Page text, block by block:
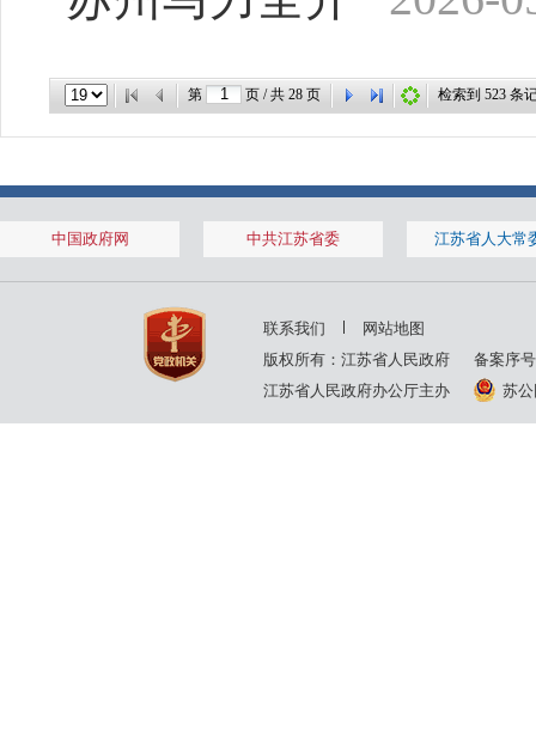
第 页 / 共 28 页 检索到 523 条
中国政府网 中共江苏省委 江苏省人大常
联系我们
网站地图
版权所有：江苏省人民政府
备案序
江苏省人民政府办公厅主办
苏